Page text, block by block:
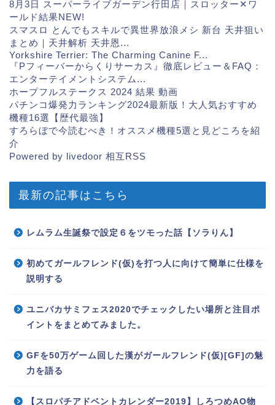
8月3日 スーパーライブガーデン行田店｜スロッター✕ワ
ールド結果NEW!
スマスロ とんでもスキルで異世界放浪メシ 新台 天井狙い
まとめ｜天井解析 天井恩...
Yorkshire Terrier: The Charming Canine F...
『Pフィーバーからくりサーカス』徹底レビュー＆FAQ：
エンターテイメントシステム...
ホープフルステークス 2024 結果 動画
パチンコ爆発力ランキング2024最新版！大人気おすすめ
機種16選【歴代最強】
すろらぼで今読むべき！オススメ機種5選と見どころを紹
介
Powered by livedoor 相互RSS
最新の記事はこちら
レムラム生誕祭で設定６をツモった話【ソラりん】
初めてガールフレンド(仮)を打つ人に向けて簡単に仕様を
説明する
ユニバカサミフェス2020でチェックしたい場所と注目ポ
イントをまとめてみました。
GFを50万ゲーム回した漢がガールフレンド(仮)[GF]の魅
力を語る
【スロパチアドベントカレンダー2019】しろつめAO物